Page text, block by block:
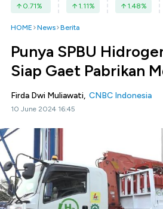
0.71% 1.11% 1.48%
HOME News Berita
Punya SPBU
Siap Gaet Pabrikan
Firda Dwi Muliawati, CNBC Indonesia
10 June 2024 16:45